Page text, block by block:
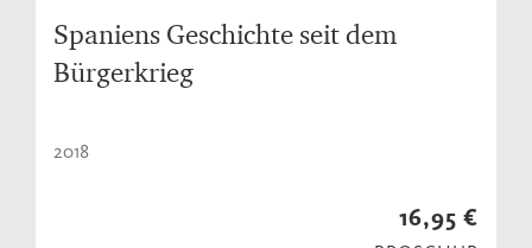
Spaniens Geschichte seit dem
Bürgerkrieg
2018
16,95 €